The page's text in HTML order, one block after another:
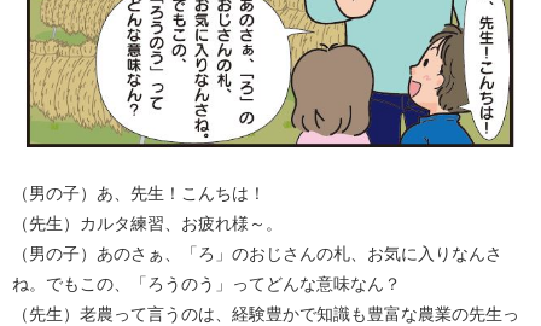
（男の子）あ、先生！こんちは！
（先生）カルタ練習、お疲れ様～。
（男の子）あのさぁ、「ろ」のおじさんの札、お気に入りなんさ
ね。でもこの、「ろうのう」ってどんな意味なん？
（先生）老農って言うのは、経験豊かで知識も豊富な農業の先生っ